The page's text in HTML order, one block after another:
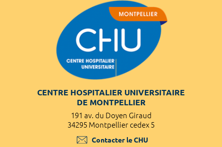
CENTRE HOSPITALIER UNIVERSITAIRE
DE MONTPELLIER
191 av. du Doyen Giraud
34295 Montpellier cedex 5
Contacter le CHU